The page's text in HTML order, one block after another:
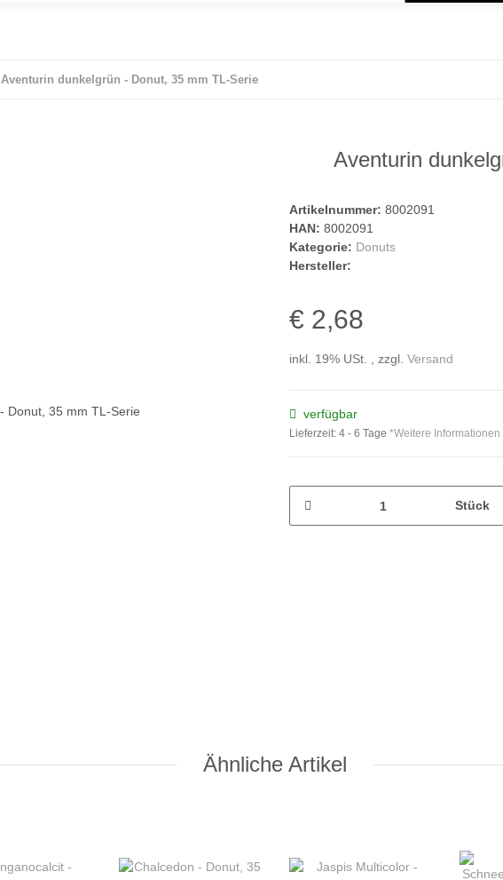
Aventurin dunkelgrün - Donut, 35 mm TL-Serie
Aventurin
Artikelnummer: 8002091
HAN: 8002091
Kategorie: Donuts
Hersteller:
€ 2,68
inkl. 19% USt. , zzgl. Versand
verfügbar
Lieferzeit: 4 - 6 Tage *Weitere Informationen
Stück
Ähnliche Artikel